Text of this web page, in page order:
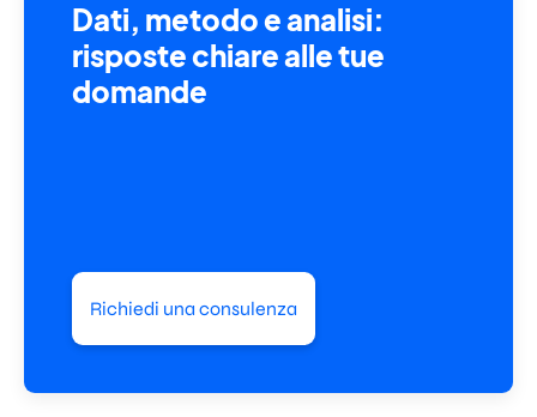
Dati, metodo e analisi:
risposte chiare alle tue
domande
Richiedi una consulenza